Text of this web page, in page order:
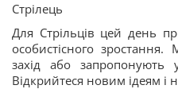
Стрілець
Для Стрільців цей день
особистісного
захід або запропонують
Відкрийтеся новим ідеям і